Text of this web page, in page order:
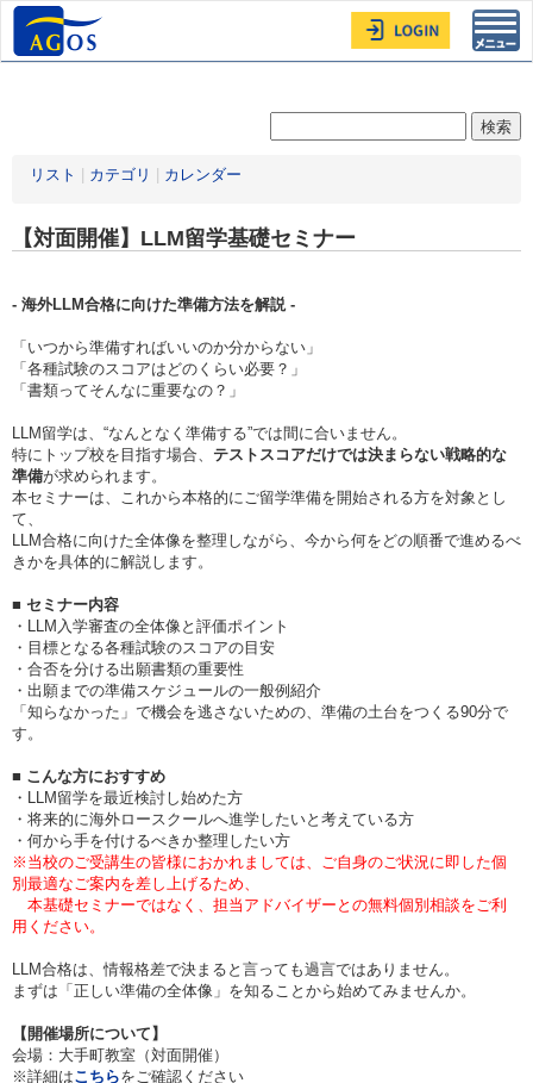
リスト カテゴリ カレンダー
【対面開催】LLM留学基礎セミナー
- 海外LLM合格に向けた準備方法を解説 -
「いつから準備すればいいのか分からない」
「各種試験のスコアはどのくらい必要？」
「書類ってそんなに重要なの？」
LLM留学は、“なんとなく準備する”では間に合いません。
特にトップ校を目指す場合、 テストスコアだけでは決まらない戦略的な
準備が求められます。
本セミナーは、これから本格的にご留学準備を開始される方を対象とし
て、
LLM合格に向けた全体像を整理しながら、今から何をどの順番で進めるべ
きかを具体的に解説します。
■ セミナー内容
・LLM入学審査の全体像と評価ポイント
・目標となる各種試験のスコアの目安
・合否を分ける出願書類の重要性
・出願までの準備スケジュールの一般例紹介
「知らなかった」で機会を逃さないための、準備の土台をつくる90分で
す。
■ こんな方におすすめ
・LLM留学を最近検討し始めた方
・将来的に海外ロースクールへ進学したいと考えている方
・何から手を付けるべきか整理したい方
※当校のご受講生の皆様におかれましては、ご自身のご状況に即した個
別最適なご案内を差し上げるため、
本基礎セミナーではなく、担当アドバイザーとの無料個別相談をご利
用ください。
LLM合格は、情報格差で決まると言っても過言ではありません。
まずは「正しい準備の全体像」を知ることから始めてみませんか。
【開催場所について】
会場：大手町教室（対面開催）
※詳細はこちらをご確認ください